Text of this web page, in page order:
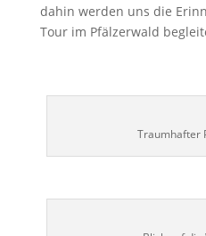
dahin werden uns die
Tour im Pfälzerwald
Traumhafter